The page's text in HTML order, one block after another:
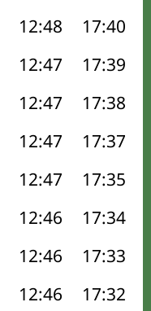
12:48 17:40
12:47 17:39
12:47 17:38
12:47 17:37
12:47 17:35
12:46 17:34
12:46 17:33
12:46 17:32